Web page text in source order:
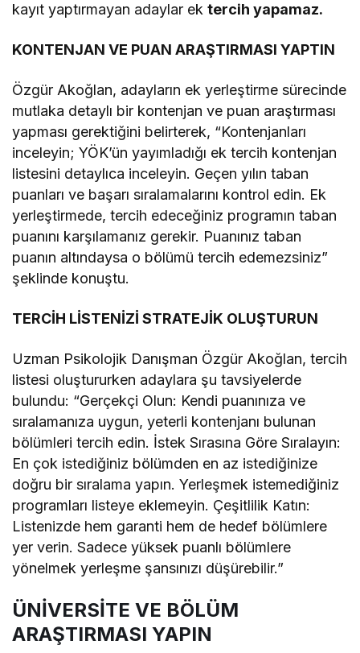
kayıt yaptırmayan adaylar ektercih yapamaz.
KONTENJAN VE PUAN ARAŞTIRMASI YAPTIN
Özgür Akoğlan, adayların ek yerleştirme sürecinde
mutlaka detaylı bir kontenjan ve puan araştırması
yapması gerektiğini belirterek, “Kontenjanları
inceleyin; YÖK’ün yayımladığı ek tercih kontenjan
listesini detaylıca inceleyin. Geçen yılın taban
puanları ve başarı sıralamalarını kontrol edin. Ek
yerleştirmede, tercih edeceğiniz programın taban
puanını karşılamanız gerekir. Puanınız taban
puanın altındaysa o bölümü tercih edemezsiniz”
şeklinde konuştu.
TERCİH LİSTENİZİ STRATEJİK OLUŞTURUN
Uzman Psikolojik Danışman Özgür Akoğlan, tercih
listesi oluştururken adaylara şu tavsiyelerde
bulundu: “Gerçekçi Olun: Kendi puanınıza ve
sıralamanıza uygun, yeterli kontenjanı bulunan
bölümleri tercih edin. İstek Sırasına Göre Sıralayın:
En çok istediğiniz bölümden en az istediğinize
doğru bir sıralama yapın. Yerleşmek istemediğiniz
programları listeye eklemeyin. Çeşitlilik Katın:
Listenizde hem garanti hem de hedef bölümlere
yer verin. Sadece yüksek puanlı bölümlere
yönelmek yerleşme şansınızı düşürebilir.”
ÜNİVERSİTE VE BÖLÜM
ARAŞTIRMASI YAPIN